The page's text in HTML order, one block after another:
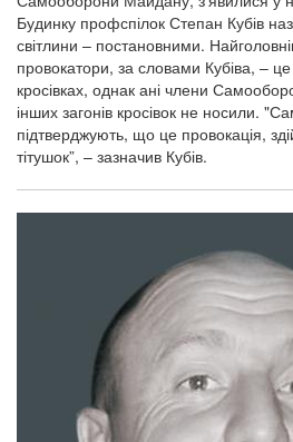
Будинку профспілок Степан Кубів
світлини – постановними.
провокатори, за словами Кубіва, –
кросівках, однак ані члени
інших загонів кросівок не носили.
підтверджують, що це провокація,
тітушок”, – зазначив Кубів.